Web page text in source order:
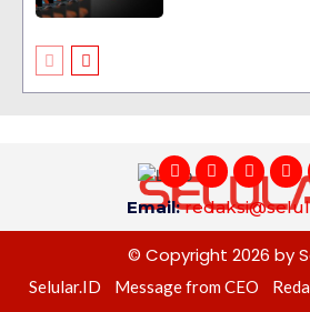
Email:
© Copyright 2026 by
Selular.ID Message from CEO